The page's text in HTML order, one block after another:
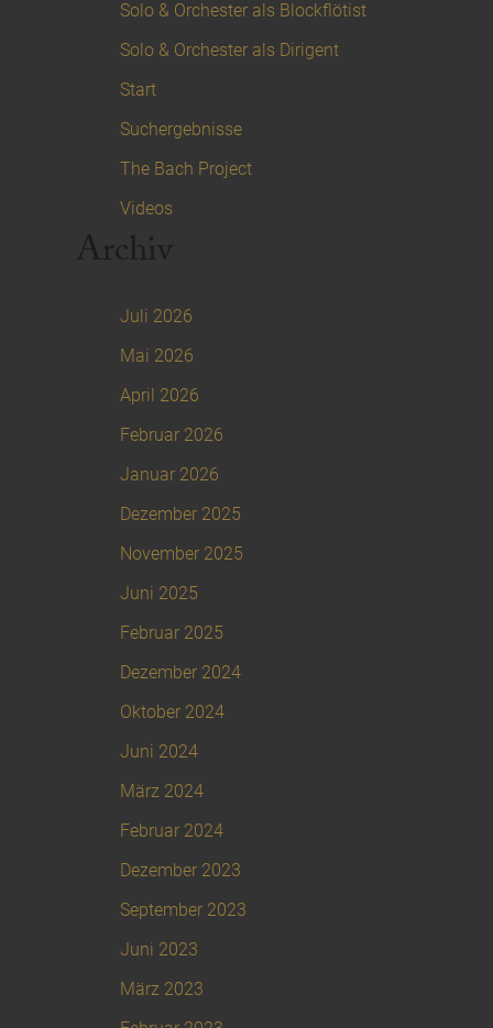
Solo & Orchester als Blockflötist
Solo & Orchester als Dirigent
Start
Suchergebnisse
The Bach Project
Videos
Archiv
Juli 2026
Mai 2026
April 2026
Februar 2026
Januar 2026
Dezember 2025
November 2025
Juni 2025
Februar 2025
Dezember 2024
Oktober 2024
Juni 2024
März 2024
Februar 2024
Dezember 2023
September 2023
Juni 2023
März 2023